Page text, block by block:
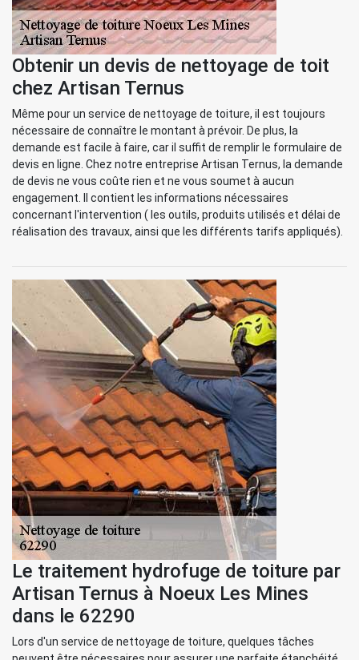
Obtenir un devis de nettoyage de toit
chez Artisan Ternus
Même pour un service de nettoyage de toiture, il est toujours
nécessaire de connaître le montant à prévoir. De plus, la
demande est facile à faire, car il suffit de remplir le formulaire de
devis en ligne. Chez notre entreprise Artisan Ternus, la demande
de devis ne vous coûte rien et ne vous soumet à aucun
engagement. Il contient les informations nécessaires
concernant l'intervention ( les outils, produits utilisés et délai de
réalisation des travaux, ainsi que les différents tarifs appliqués).
Le traitement hydrofuge de toiture par
Artisan Ternus à Noeux Les Mines
dans le 62290
Lors d'un service de nettoyage de toiture, quelques tâches